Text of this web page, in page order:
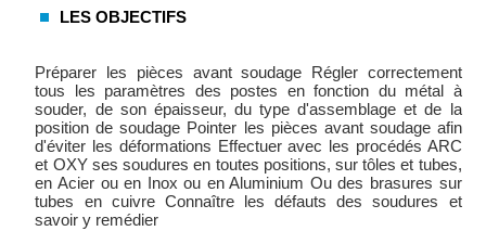
LES OBJECTIFS
Préparer les pièces avant soudage Régler correctement
tous les paramètres des postes en fonction du métal à
souder, de son épaisseur, du type d'assemblage et de la
position de soudage Pointer les pièces avant soudage afin
d'éviter les déformations Effectuer avec les procédés ARC
et OXY ses soudures en toutes positions, sur tôles et tubes,
en Acier ou en Inox ou en Aluminium Ou des brasures sur
tubes en cuivre Connaître les défauts des soudures et
savoir y remédier